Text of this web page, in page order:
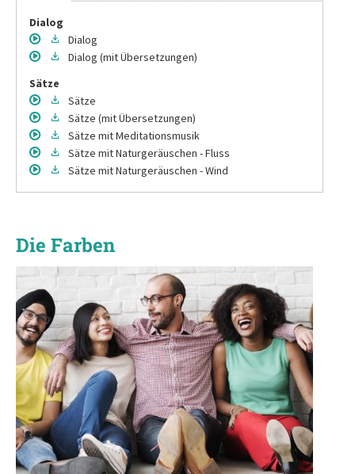
Dialog
Dialog
Dialog (mit Übersetzungen)
Sätze
Sätze
Sätze (mit Übersetzungen)
Sätze mit Meditationsmusik
Sätze mit Naturgeräuschen - Fluss
Sätze mit Naturgeräuschen - Wind
Die Farben